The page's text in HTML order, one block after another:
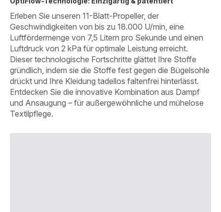
Erleben Sie unseren 11-Blatt-Propeller, der
Geschwindigkeiten von bis zu 18.000 U/min, eine
Luftfördermenge von 7,5 Litern pro Sekunde und einen
Luftdruck von 2 kPa für optimale Leistung erreicht.
Dieser technologische Fortschritte glättet Ihre Stoffe
gründlich, indem sie die Stoffe fest gegen die Bügelsohle
drückt und Ihre Kleidung tadellos faltenfrei hinterlässt.
Entdecken Sie die innovative Kombination aus Dampf
und Ansaugung – für außergewöhnliche und mühelose
Textilpflege.